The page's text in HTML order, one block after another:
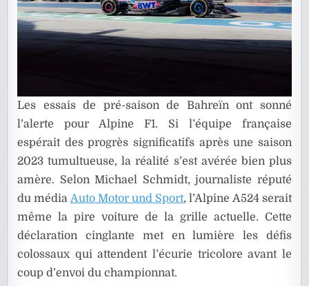
Les essais de pré-saison de Bahreïn ont sonné
l’alerte pour Alpine F1. Si l’équipe française
espérait des progrès significatifs après une saison
2023 tumultueuse, la réalité s’est avérée bien plus
amère. Selon Michael Schmidt, journaliste réputé
du média Auto Motor und Sport, l’Alpine A524 serait
même la pire voiture de la grille actuelle. Cette
déclaration cinglante met en lumière les défis
colossaux qui attendent l’écurie tricolore avant le
coup d’envoi du championnat.